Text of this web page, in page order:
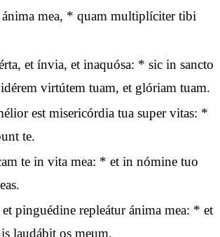
mea, * quam multiplíciter tibi
et ínvia, et inaquósa: * sic in sancto
virtútem tuam, et glóriam tuam.
est misericórdia tua super vitas: *
te.
te in vita mea: * et in nómine tuo
pinguédine repleátur ánima mea: * et
laudábit os meum.